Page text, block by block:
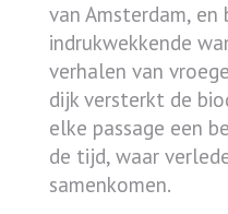
van Amsterdam,
indrukwekkende
verhalen van
dijk versterkt de
elke passage een
de tijd, waar
samenkomen.